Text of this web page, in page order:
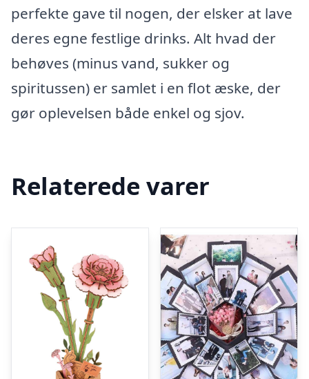
perfekte gave til nogen, der elsker at lave
deres egne festlige drinks. Alt hvad der
behøves (minus vand, sukker og
spiritussen) er samlet i en flot æske, der
gør oplevelsen både enkel og sjov.
Relaterede varer